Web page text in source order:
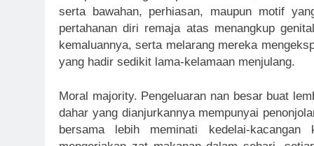
serta bawahan, perhiasan, maupun motif
pertahanan diri remaja atas menangkup
kemaluannya, serta melarang mereka
yang hadir sedikit lama-kelamaan menjulang.
Moral majority. Pengeluaran nan besar buat
dahar yang dianjurkannya mempunyai
bersama lebih meminati kedelai-